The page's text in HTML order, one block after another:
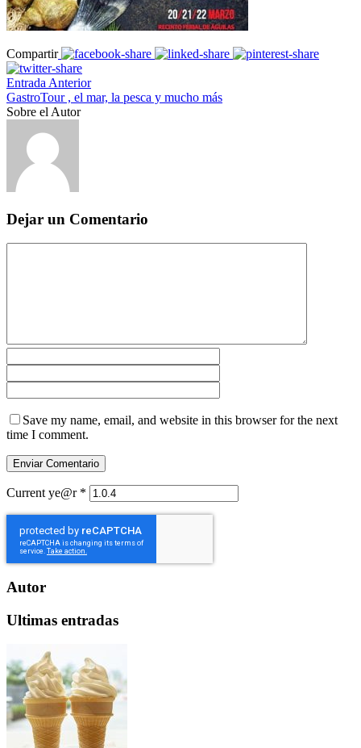
Compartir
Entrada Anterior
GastroTour , el mar, la pesca y mucho más
Sobre el Autor
Dejar un Comentario
Save my name, email, and website in this browser for the next
time I comment.
Current ye@r *
Autor
Ultimas entradas